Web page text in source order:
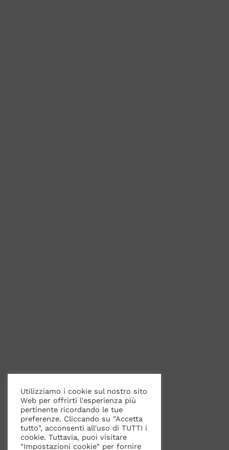
Utilizziamo i cookie sul nostro sito
Web per offrirti l'esperienza più
pertinente ricordando le tue
preferenze. Cliccando su "Accetta
tutto", acconsenti all'uso di TUTTI i
cookie. Tuttavia, puoi visitare
"Impostazioni cookie" per fornire